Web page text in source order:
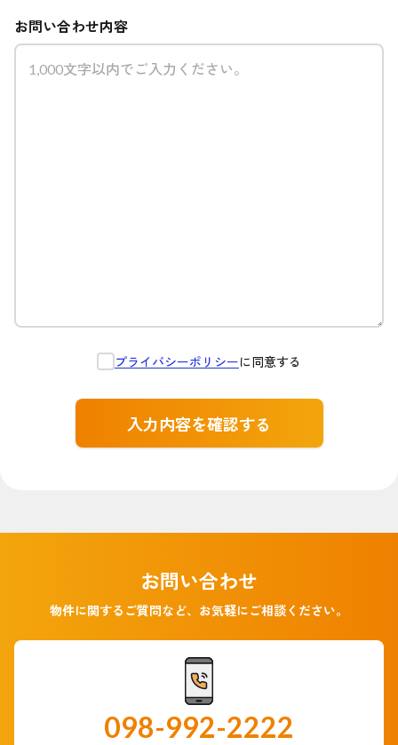
お問い合わせ内容
プライバシーポリシーに同意する
お問い合わせ
物件に関するご質問など、お気軽にご相談ください。
098-992-2222